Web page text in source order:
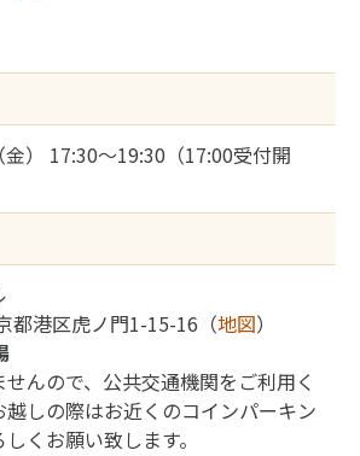
） 17:30～19:30（17:00受付開
港区虎ノ門1-15-16（地図）
んので、公共交通機関をご利用く
しの際はお近くのコインパーキン
くお願い致します。